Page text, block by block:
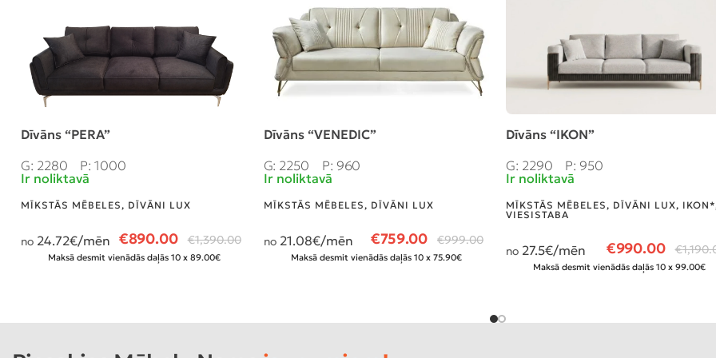
Dīvāns “PERA”
G: 2280
P: 1000
Ir noliktavā
MĪKSTĀS MĒBELES, DĪVĀNI LUX
€890.00 €1,390.00
no 24.72€/mēn
Maksā desmit vienādās daļās 10 x 89.00€
Dīvāns “VENEDIC”
G: 2250
P: 960
Ir noliktavā
MĪKSTĀS MĒBELES, DĪVĀNI LUX
€759.00 €999.00
no 21.08€/mēn
Maksā desmit vienādās daļās 10 x 75.90€
Dīvāns “IKON”
G: 2290
P: 950
Ir noliktavā
MĪKSTĀS MĒBELES, DĪVĀNI LUX, IKON*
VIESISTABA
€990.00 €
no 27.5€/mēn
Maksā desmit vienādās daļās 10 x 99.00€